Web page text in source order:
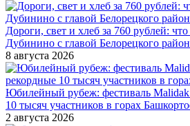
Дороги, свет и хлеб за 760 рублей:
Дубинино с главой Белорецкого
8 августа 2026
Юбилейный рубеж: фестиваль Malidak
10 тысяч участников в горах
2 августа 2026